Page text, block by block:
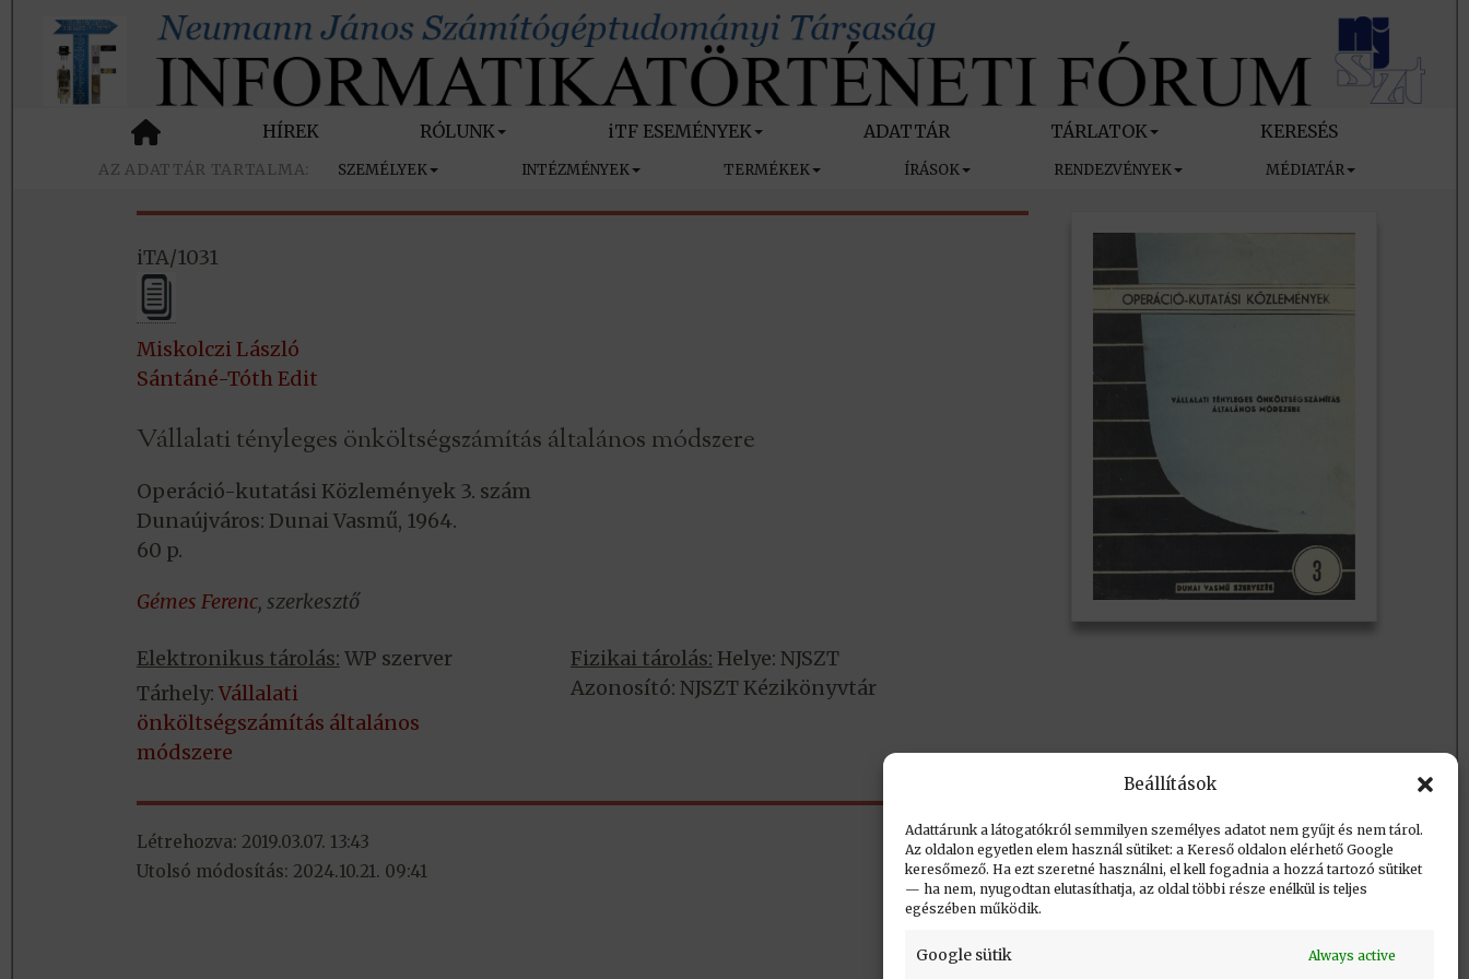
Beállítások
Adattárunk a látogatókról semmilyen személyes adatot nem gyűjt és nem tárol.
Az oldalon egyetlen elem használ sütiket: a Kereső oldalon elérhető Google
keresőmező. Ha ezt szeretné használni, el kell fogadnia a hozzá tartozó sütiket
— ha nem, nyugodtan elutasíthatja, az oldal többi része enélkül is teljes
egészében működik.
Google sütik Always active
HÍREK RÓLUNK iTF ESEMÉNYEK ADATTÁR TÁRLATOK KERESÉS
SZEMÉLYEK INTÉZMÉNYEK TERMÉKEK ÍRÁSOK RENDEZVÉNYEK MÉDIATÁR
iTA/1031
Miskolczi László
Sántáné-Tóth Edit
Vállalati tényleges önköltségszámítás általános módszere
Operáció-kutatási Közlemények 3. szám
Dunaújváros: Dunai Vasmű, 1964.
60 p.
Gémes Ferenc, szerkesztő
Elektronikus tárolás: WP szerver
Tárhely: Vállalati
önköltségszámítás általános
módszere
Fizikai tárolás: Helye: NJSZT
Azonosító: NJSZT Kézikönyvtár
Létrehozva: 2019.03.07. 13:43
Utolsó módosítás: 2024.10.21. 09:41